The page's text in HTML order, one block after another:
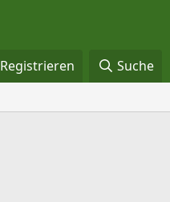
Registrieren Suche